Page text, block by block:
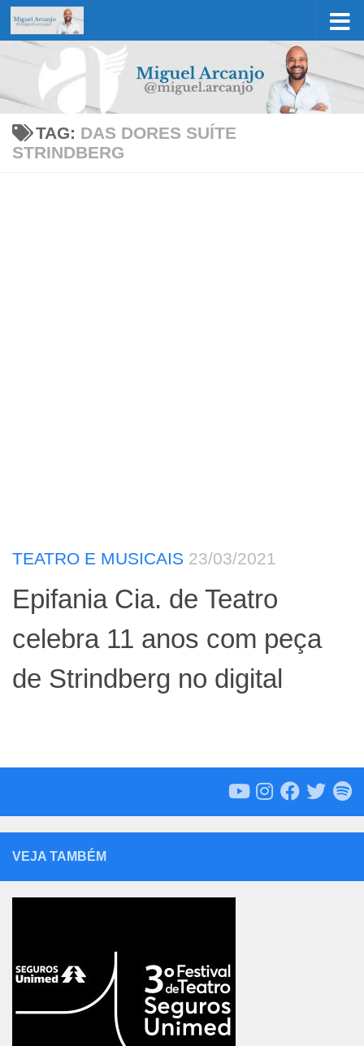
Skip to content
TAG: DAS DORES SUÍTE
STRINDBERG
TEATRO E MUSICAIS 23/03/2021
Epifania Cia. de Teatro
celebra 11 anos com peça
de Strindberg no digital
VEJA TAMBÉM